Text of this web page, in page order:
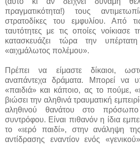
πραγματικότητα!) τους
στρατοδίκες του εμφυλίου. Από
ταυτότητες με τις οποίες νοίκιασε
κατασκευάζει τώρα την
«αιχμάλωτος πολέμου».
Πρέπει να είμαστε δίκαιοι,
αναπάντεχα δράματα. Μπορεί να
«παιδιά» και κάποιο, ας το πούμε,
βιώσει την αληθινά τραυματική
αληθινού θανάτου στο
συντρόφου. Είναι πιθανόν η ίδια
το «ιερό παιδί», στην ανάληψη της
αντίδρασης εναντίον ενός